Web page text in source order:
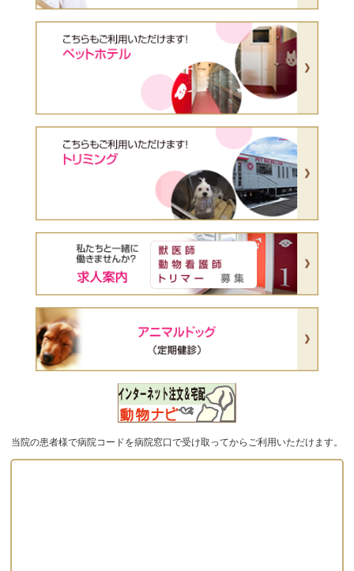
当院の患者様で病院コードを病院窓口で受け取ってからご利用いただけます。